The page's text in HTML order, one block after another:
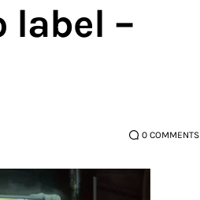
label –
0 COMMENTS